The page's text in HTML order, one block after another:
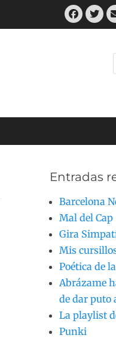
Entradas
Barcelona
Mal del Cap
Gira
Mis
Poética de
Abrázame
de dar puto
La playlist
Punki